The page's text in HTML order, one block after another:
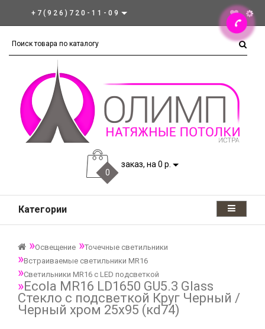
+7(926)720-11-09
0
заказ, на 0 р.
Категории
Освещение
Точечные светильники
Встраиваемые светильники MR16
Светильники MR16 с LED подсветкой
Ecola MR16 LD1650 GU5.3 Glass
Стекло с подсветкой Круг Черный /
Черный хром 25x95 (кd74)